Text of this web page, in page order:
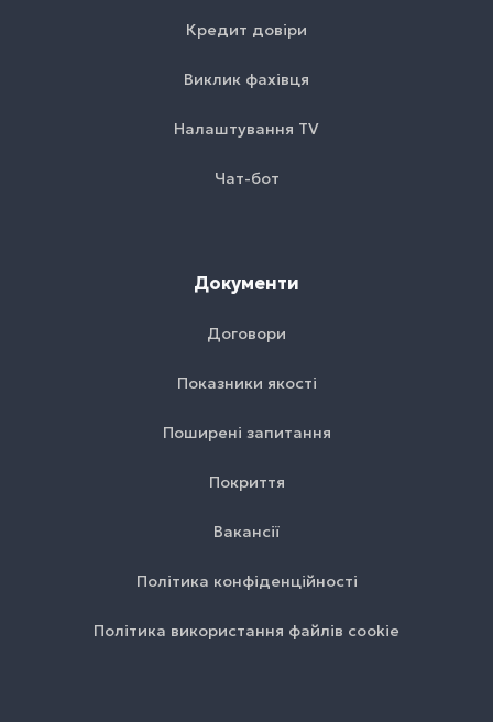
Кредит довіри
Виклик фахівця
Налаштування TV
Чат-бот
Документи
Договори
Показники якості
Поширені запитання
Покриття
Вакансії
Політика конфіденційності
Політика використання файлів cookie